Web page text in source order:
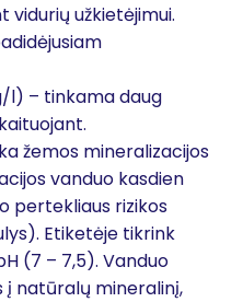
vidurių užkietėjimui.
l) – tinkama daug
žemos mineralizacijos
vanduo kasdien
pertekliaus rizikos
Etiketėje tikrink
(7 – 7,5). Vanduo
natūralų mineralinį,